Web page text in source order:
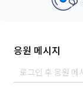
응원 메시지